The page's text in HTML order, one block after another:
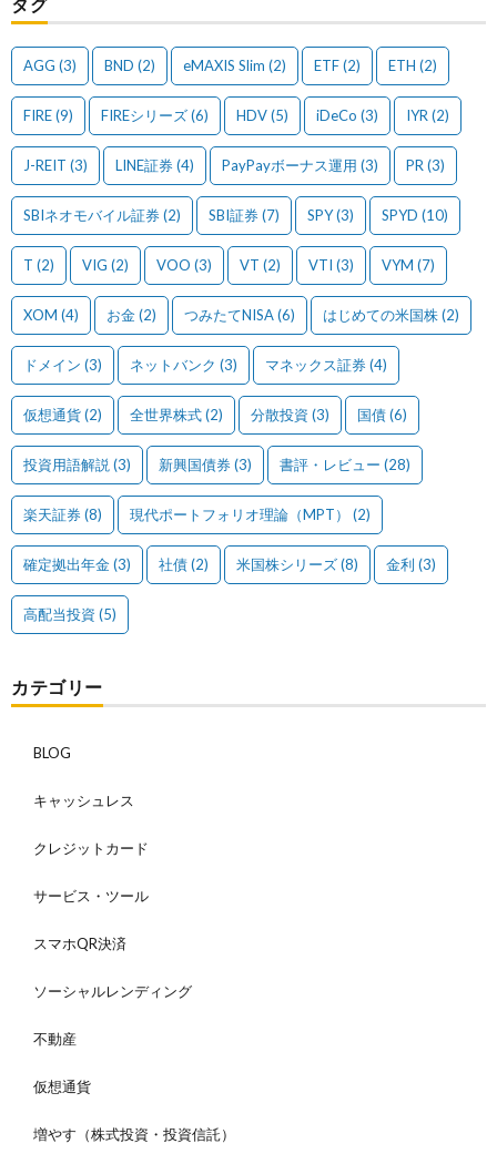
AGG (3) BND (2) eMAXIS Slim (2) ETF(2) ETH (2)
FIRE(9) FIREシリーズ(6) HDV(5) iDeCo (3) IYR (2)
J-REIT (3) LINE証券(4) PayPayボーナス運用 (3) PR (3)
SBIネオモバイル証券(2) SBI証券(7) SPY(3) SPYD (10)
T (2) VIG (2) VOO (3) VT (2) VTI (3) VYM (7)
XOM (4) お金(2) つみたてNISA(6) はじめての米国株(2)
ドメイン (3) ネットバンク (3) マネックス証券(4)
仮想通貨(2) 全世界株式(2) 分散投資 (3) 国債(6)
投資用語解説 (3) 新興国債券(3) 書評・レビュー (28)
楽天証券(8) 現代ポートフォリオ理論（MPT） (2)
確定拠出年金(3) 社債(2) 米国株シリーズ(8) 金利 (3)
高配当投資 (5)
カテゴリー
BLOG
キャッシュレス
クレジットカード
サービス・ツール
スマホQR決済
ソーシャルレンディング
不動産
仮想通貨
増やす（株式投資・投資信託）